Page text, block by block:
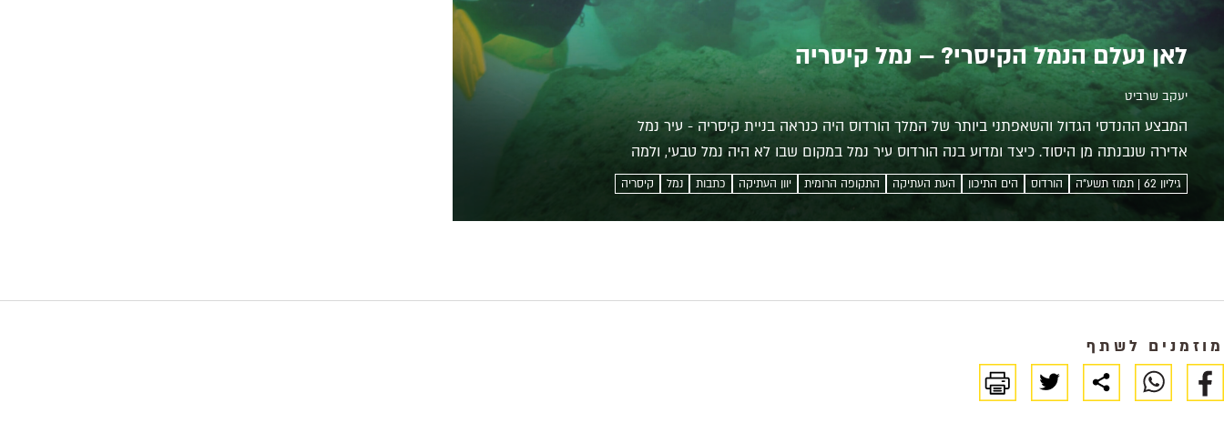
לאן נעלם הנמל הקיסרי? – נמל קיסריה
יעקב שרביט
המבצע ההנדסי הגדול והשאפתני ביותר של המלך הורדוס היה כנראה בניית קיסריה - עיר נמל
אדירה שנבנתה מן היסוד. כיצד ומדוע בנה הורדוס עיר נמל במקום שבו לא היה נמל טבעי, ולמה
חרב הנמל —...
גיליון 62 | תמוז תשע"ה הורדוס הים התיכון העת העתיקה התקופה הרומית יוון העתיקה כתבות נמל קיסריה
מוזמנים לשתף